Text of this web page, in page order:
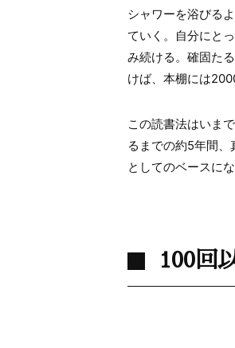
シャワーを浴びる
ていく。自分にと
み続ける。確固た
けば、本棚には
この読書法はいま
るまでの約5年間
としてのベースに
100回